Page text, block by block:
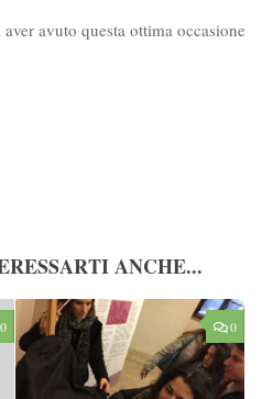
avuto questa ottima occasione
ANCHE...
0 0